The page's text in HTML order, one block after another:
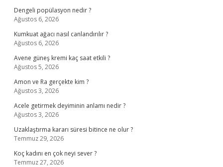
Dengeli popülasyon nedir ?
Ağustos 6, 2026
Kumkuat ağacı nasıl canlandırılır ?
Ağustos 6, 2026
Avene güneş kremi kaç saat etkili ?
Ağustos 5, 2026
Amon ve Ra gerçekte kim ?
Ağustos 3, 2026
Acele getirmek deyiminin anlamı nedir ?
Ağustos 3, 2026
Uzaklaştırma kararı süresi bitince ne olur ?
Temmuz 29, 2026
Koç kadını en çok neyi sever ?
Temmuz 27, 2026